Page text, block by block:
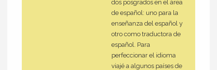
dos posgrados en el área
de español: uno para la
enseñanza del español y
otro como traductora de
español. Para
perfeccionar el idioma
viajé a algunos países de